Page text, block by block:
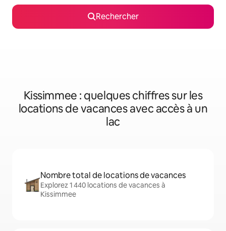
Rechercher
Kissimmee : quelques chiffres sur les
locations de vacances avec accès à un
lac
Nombre total de locations de vacances
Explorez 1 440 locations de vacances à
Kissimmee